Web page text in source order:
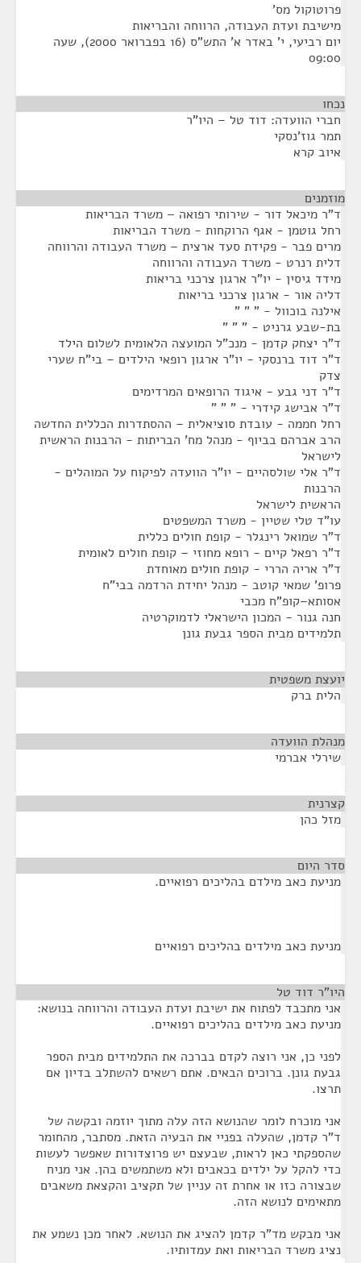
פרוטוקול מס'
מישיבת ועדת העבודה, הרווחה והבריאות
יום רביעי, י' באדר א' התש"ס (16 בפברואר 2000), שעה
09:00
נכחו
חברי הוועדה: דוד טל – היו"ר
תמר גוז'נסקי
איוב קרא
מוזמנים
ד"ר מיכאל דור - שירותי רפואה – משרד הבריאות
רחל גוטמן - אגף הרוקחות - משרד הבריאות
מרים פבר - פקידת סעד ארצית – משרד העבודה והרווחה
דלית רנרט - משרד העבודה והרווחה
מידד גיסין - יו"ר ארגון צרכני בריאות
דליה אור - ארגון צרכני בריאות
אילנה בוכוול - " " "
בת-שבע גרניט - " " "
ד"ר יצחק קדמן - מנכ"ל המועצה הלאומית לשלום הילד
ד"ר דוד ברנסקי - יו"ר ארגון רופאי הילדים – בי"ח שערי
צדק
ד"ר דני גבע - איגוד הרופאים המרדימים
ד"ר אבישג קידרי - " " "
רחל חממה - עובדת סוציאלית – ההסתדרות הכללית החדשה
הרב אברהם בביוף - מנהל מח' הבריתות - הרבנות הראשית
לישראל
ד"ר אלי שולסהיים - יו"ר הוועדה לפיקוח על המוהלים -
הרבנות
הראשית לישראל
עו"ד טלי שטיין - משרד המשפטים
ד"ר שמואל רינגלר - קופת חולים כללית
ד"ר רפאל קיים - רופא מחוזי – קופת חולים לאומית
ד"ר אריה הררי - קופת חולים מאוחדת
פרופ' שמאי קוטב - מנהל יחידת הרדמה בבי"ח
אסותא–קופ"ח מכבי
חנה גנור - המכון הישראלי לדמוקרטיה
תלמידים מבית הספר גבעת גונן
יועצת משפטית
הלית ברק
מנהלת הוועדה
שירלי אברמי
קצרנית
מזל כהן
סדר היום
מניעת כאב מילדם בהליכים רפואיים.
מניעת כאב מילדים בהליכים רפואיים
היו"ר דוד טל
אני מתכבד לפתוח את ישיבת ועדת העבודה והרווחה בנושא:
מניעת כאב מילדים בהליכים רפואיים.
לפני כן, אני רוצה לקדם בברכה את התלמידים מבית הספר
גבעת גונן. ברוכים הבאים. אתם רשאים להשתלב בדיון אם
תרצו.
אני מוכרח לומר שהנושא הזה עלה מתוך יוזמה ובקשה של
ד"ר קדמן, שהעלה בפניי את הבעיה הזאת. מסתבר, מהחומר
שהספקתי כאן לראות, שבעצם יש פרוצדורות שאפשר לעשות
כדי להקל על ילדים בכאבים ולא משתמשים בהן. אני מניח
שבצורה כזו או אחרת זה עניין של תקציב והקצאת משאבים
מתאימים לנושא הזה.
אני מבקש מד"ר קדמן להציג את הנושא. לאחר מכן נשמע את
נציג משרד הבריאות ואת עמדותיו.